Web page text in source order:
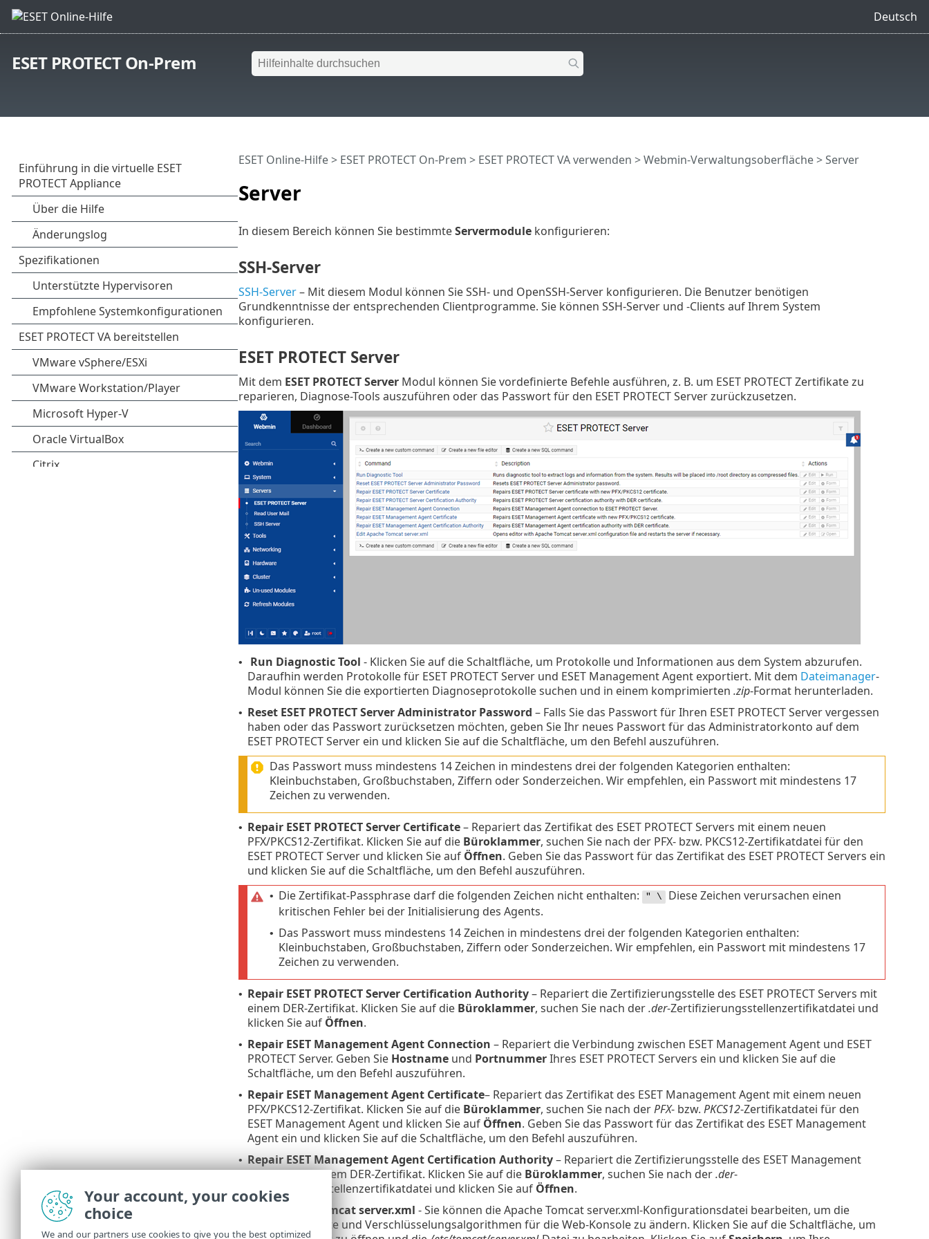
Deutsch
ESET PROTECT On-Prem
Server
ESET Online-Hilfe> ESET PROTECT On-Prem > ESET PROTECT VA verwenden >Webmin-Verwaltungsoberfläche> Server
In diesem Bereich können Sie bestimmteServermodulekonfigurieren:
SSH-Server
SSH-Server– Mit diesem Modul können Sie SSH- und OpenSSH-Server konfigurieren. Die Benutzer benötigen
Grundkenntnisse der entsprechenden Clientprogramme. Sie können SSH-Server und -Clients auf Ihrem System
konfigurieren.
ESET PROTECT Server
Mit dem ESET PROTECT ServerModul können Sie vordefinierte Befehle ausführen, z. B. um ESET PROTECT Zertifikate zu
reparieren, Diagnose-Tools auszuführen oder das Passwort für den ESET PROTECT Server zurückzusetzen.
• Run Diagnostic Tool - Klicken Sie auf die Schaltfläche, um Protokolle und Informationen aus dem System abzurufen.
Daraufhin werden Protokolle für ESET PROTECT Server und ESET Management Agent exportiert. Mit dem Dateimanager-
Modul können Sie die exportierten Diagnoseprotokolle suchen und in einem komprimierten .zip-Format herunterladen.
• Reset ESET PROTECT Server Administrator Password – Falls Sie das Passwort für Ihren ESET PROTECT Server vergessen
haben oder das Passwort zurücksetzen möchten, geben Sie Ihr neues Passwort für das Administratorkonto auf dem
ESET PROTECT Server ein und klicken Sie auf die Schaltfläche, um den Befehl auszuführen.
Das Passwort muss mindestens 14 Zeichen in mindestens drei der folgenden Kategorien enthalten:
Kleinbuchstaben, Großbuchstaben, Ziffern oder Sonderzeichen. Wir empfehlen, ein Passwort mit mindestens 17
Zeichen zu verwenden.
• Repair ESET PROTECT Server Certificate– Repariert das Zertifikat des ESET PROTECT Servers mit einem neuen
PFX/PKCS12-Zertifikat. Klicken Sie auf die Büroklammer, suchen Sie nach der PFX- bzw. PKCS12-Zertifikatdatei für den
ESET PROTECT Server und klicken Sie auf Öffnen. Geben Sie das Passwort für das Zertifikat des ESET PROTECT Servers ein
und klicken Sie auf die Schaltfläche, um den Befehl auszuführen.
• Die Zertifikat-Passphrase darf die folgenden Zeichen nicht enthalten: " \ Diese Zeichen verursachen einen
kritischen Fehler bei der Initialisierung des Agents.
• Das Passwort muss mindestens 14 Zeichen in mindestens drei der folgenden Kategorien enthalten:
Kleinbuchstaben, Großbuchstaben, Ziffern oder Sonderzeichen. Wir empfehlen, ein Passwort mit mindestens 17
Zeichen zu verwenden.
• Repair ESET PROTECT Server Certification Authority– Repariert die Zertifizierungsstelle des ESET PROTECT Servers mit
einem DER-Zertifikat. Klicken Sie auf die Büroklammer, suchen Sie nach der.der-Zertifizierungsstellenzertifikatdatei und
klicken Sie auf Öffnen.
• Repair ESET Management Agent Connection – Repariert die Verbindung zwischen ESET Management Agent und ESET
PROTECT Server. Geben Sie Hostnameund PortnummerIhres ESET PROTECT Servers ein und klicken Sie auf die
Schaltfläche, um den Befehl auszuführen.
• Repair ESET Management Agent Certificate– Repariert das Zertifikat des ESET Management Agent mit einem neuen
PFX/PKCS12-Zertifikat. Klicken Sie auf die Büroklammer, suchen Sie nach derPFX- bzw. PKCS12-Zertifikatdatei für den
ESET Management Agent und klicken Sie auf Öffnen. Geben Sie das Passwort für das Zertifikat des ESET Management
Agent ein und klicken Sie auf die Schaltfläche, um den Befehl auszuführen.
• Repair ESET Management Agent Certification Authority– Repariert die Zertifizierungsstelle des ESET Management
Agenten mit einem DER-Zertifikat. Klicken Sie auf die Büroklammer, suchen Sie nach der.der-
Zertifizierungsstellenzertifikatdatei und klicken Sie auf Öffnen.
Edit Apache Tomcat server.xml - Sie können die Apache Tomcat server.xml-Konfigurationsdatei bearbeiten, um die
HTTPS-Zertifikate und Verschlüsselungsalgorithmen für die Web-Konsole zu ändern. Klicken Sie auf die Schaltfläche, um
Your account, your cookies
choice
We and our partners use cookies to give you the best optimized